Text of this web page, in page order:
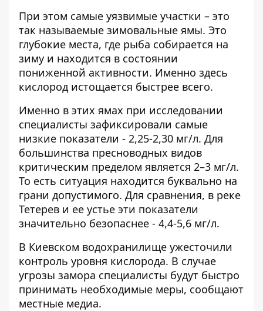
При этом самые уязвимые участки – это
так называемые зимовальные ямы. Это
глубокие места, где рыба собирается на
зиму и находится в состоянии
пониженной активности. Именно здесь
кислород истощается быстрее всего.
Именно в этих ямах при исследовании
специалисты зафиксировали самые
низкие показатели - 2,25-2,30 мг/л. Для
большинства пресноводных видов
критическим пределом является 2–3 мг/л.
То есть ситуация находится буквально на
грани допустимого. Для сравнения, в реке
Тетерев и ее устье эти показатели
значительно безопаснее - 4,4-5,6 мг/л.
В Киевском водохранилище ужесточили
контроль уровня кислорода. В случае
угрозы замора специалисты будут быстро
принимать необходимые меры, сообщают
местные медиа.